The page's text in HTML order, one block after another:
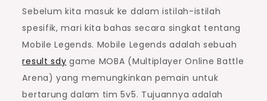
Sebelum kita masuk ke dalam istilah-istilah
spesifik, mari kita bahas secara singkat tentang
Mobile Legends. Mobile Legends adalah sebuah
result sdy game MOBA (Multiplayer Online Battle
Arena) yang memungkinkan pemain untuk
bertarung dalam tim 5v5. Tujuannya adalah